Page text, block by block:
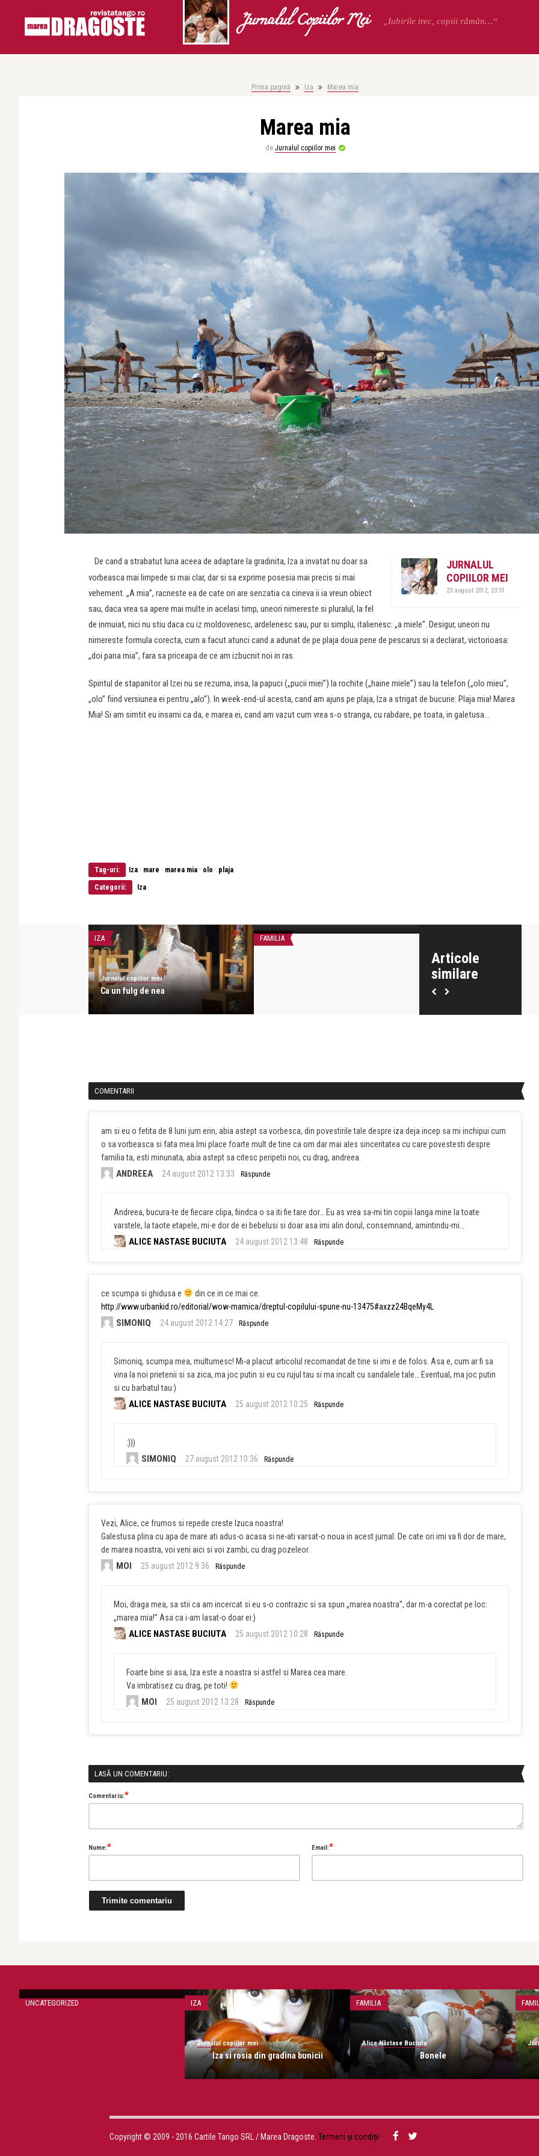
Jurnalul Copiilor Mei „Iubirile trec, copiii rămân…“
Prima pagină Iza Marea mia
Marea mia
de Jurnalul copiilor mei
JURNALUL
COPIILOR MEI
23 august 2012, 23:51
De cand a strabatut luna aceea de adaptare la gradinita, Iza a invatat nu doar sa
vorbeasca mai limpede si mai clar, dar si sa exprime posesia mai precis si mai
vehement. „A mia”, racneste ea de cate ori are senzatia ca cineva ii ia vreun obiect
sau, daca vrea sa apere mai multe in acelasi timp, uneori nimereste si pluralul, la fel
de inmuiat, nici nu stiu daca cu iz moldovenesc, ardelenesc sau, pur si simplu, italienesc: „a miele”. Desigur, uneori nu
nimereste formula corecta, cum a facut atunci cand a adunat de pe plaja doua pene de pescarus si a declarat, victorioasa:
„doi pana mia”, fara sa priceapa de ce am izbucnit noi in ras.
Spiritul de stapanitor al Izei nu se rezuma, insa, la papuci („pucii miei”) la rochite („haine miele”) sau la telefon („olo mieu”,
„olo” fiind versiunea ei pentru „alo”). In week-end-ul acesta, cand am ajuns pe plaja, Iza a strigat de bucurie: Plaja mia! Marea
Mia! Si am simtit eu insami ca da, e marea ei, cand am vazut cum vrea s-o stranga, cu rabdare, pe toata, in galetusa…
Tag-uri: Iza · mare · marea mia · olo · plaja
Categorii: Iza
Articole
similare
IZA
Jurnalul copiilor mei
Ca un fulg de nea
FAMILIA
COMENTARII
am si eu o fetita de 8 luni jum erin, abia astept sa vorbesca, din povestirile tale despre iza deja incep sa mi inchipui cum
o sa vorbeasca si fata mea.Imi place foarte mult de tine ca om dar mai ales sinceritatea cu care povestesti despre
familia ta, esti minunata, abia astept sa citesc peripetii noi, cu drag, andreea.
ANDREEA 24 august 2012 13:33 Răspunde
Andreea, bucura-te de fiecare clipa, fiindca o sa iti fie tare dor… Eu as vrea sa-mi tin copiii langa mine la toate
varstele, la taote etapele, mi-e dor de ei bebelusi si doar asa imi alin dorul, consemnand, amintindu-mi…
ALICE NASTASE BUCIUTA 24 august 2012 13:48 Răspunde
ce scumpa si ghidusa e
din ce in ce mai ce.
http://www.urbankid.ro/editorial/wow-mamica/dreptul-copilului-spune-nu-13475#axzz24BqeMy4L
SIMONIQ 24 august 2012 14:27 Răspunde
Simoniq, scumpa mea, multumesc! Mi-a placut articolul recomandat de tine si imi e de folos. Asa e, cum ar fi sa
vina la noi prietenii si sa zica, ma joc putin si eu cu rujul tau si ma incalt cu sandalele tale… Eventual, ma joc putin
si cu barbatul tau:)
ALICE NASTASE BUCIUTA 25 august 2012 10:25 Răspunde
:)))
SIMONIQ 27 august 2012 10:36 Răspunde
Vezi, Alice, ce frumos si repede creste Izuca noastra!
Galestusa plina cu apa de mare ati adus-o acasa si ne-ati varsat-o noua in acest jurnal. De cate ori imi va fi dor de mare,
de marea noastra, voi veni aici si voi zambi, cu drag pozeleor.
MOI 25 august 2012 9:36 Răspunde
Moi, draga mea, sa stii ca am incercat si eu s-o contrazic si sa spun „marea noastra”, dar m-a corectat pe loc:
„marea mia!” Asa ca i-am lasat-o doar ei:)
ALICE NASTASE BUCIUTA 25 august 2012 10:28 Răspunde
Foarte bine si asa, Iza este a noastra si astfel si Marea cea mare.
Va imbratisez cu drag, pe toti!
MOI 25 august 2012 13:28 Răspunde
LASĂ UN COMENTARIU:
Comentariu:*
Nume:* Email:*
UNCATEGORIZED IZA
Jurnalul copiilor mei
Iza si rosia din gradina bunicii
FAMILIA
Alice Năstase Buciuta
Bonele
Copyright © 2009 - 2016 Cartile Tango SRL / Marea Dragoste. Termeni și condiții